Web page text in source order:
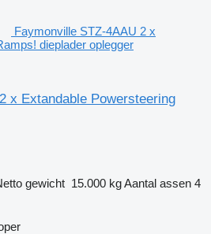
Faymonville STZ-4AAU 2 x
dieplader oplegger
x Extandable Powersteering
gewicht 15.000 kgAantal assen 4